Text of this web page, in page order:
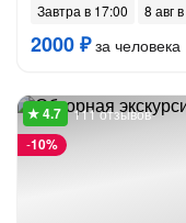
Завтра в 17:00 8 авг
2000 ₽за человека
-10%
111 отзывов